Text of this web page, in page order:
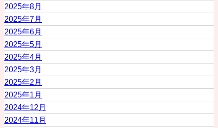
2025年8月
2025年7月
2025年6月
2025年5月
2025年4月
2025年3月
2025年2月
2025年1月
2024年12月
2024年11月